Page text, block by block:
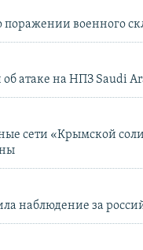
поражении военного
об атаке на НПЗ Saudi
сети «Крымской
наблюдение за